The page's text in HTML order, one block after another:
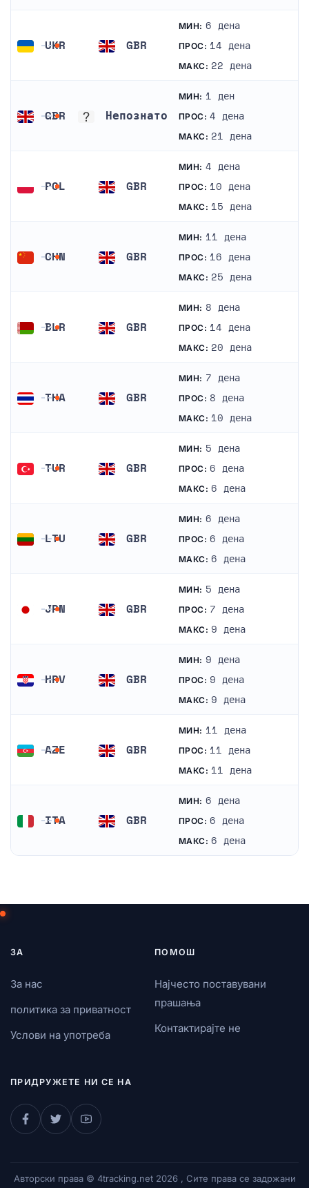
UKR GBR
МИН: 6 дена
ПРОС: 14 дена
МАКС: 22 дена
GBR Непознато
МИН: 1 ден
ПРОС: 4 дена
МАКС: 21 дена
POL GBR
МИН: 4 дена
ПРОС: 10 дена
МАКС: 15 дена
CHN GBR
МИН: 11 дена
ПРОС: 16 дена
МАКС: 25 дена
BLR GBR
МИН: 8 дена
ПРОС: 14 дена
МАКС: 20 дена
THA GBR
МИН: 7 дена
ПРОС: 8 дена
МАКС: 10 дена
TUR GBR
МИН: 5 дена
ПРОС: 6 дена
МАКС: 6 дена
LTU GBR
МИН: 6 дена
ПРОС: 6 дена
МАКС: 6 дена
JPN GBR
МИН: 5 дена
ПРОС: 7 дена
МАКС: 9 дена
HRV GBR
МИН: 9 дена
ПРОС: 9 дена
МАКС: 9 дена
AZE GBR
МИН: 11 дена
ПРОС: 11 дена
МАКС: 11 дена
ITA GBR
МИН: 6 дена
ПРОС: 6 дена
МАКС: 6 дена
ЗА
За нас
политика за приватност
Услови на употреба
ПОМОШ
Најчесто поставувани
прашања
Контактирајте не
ПРИДРУЖЕТЕ НИ СЕ НА
Авторски права © 4tracking.net 2026 , Сите права се задржани